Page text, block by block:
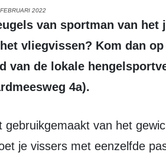
2022
vliegvissen? Kom dan
van de lokale
4a).
je vissers met eenzelfde